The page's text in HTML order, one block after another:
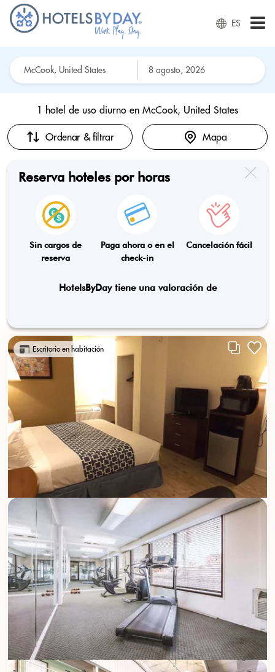
ES
1 hotel de uso diurno en McCook, United States
Ordenar & filtrar Mapa
Reserva hoteles por horas
Sin cargos de
reserva
Paga ahora o en el
check-in
Cancelación fácil
HotelsByDay tiene una valoración de
Escritorio en habitación